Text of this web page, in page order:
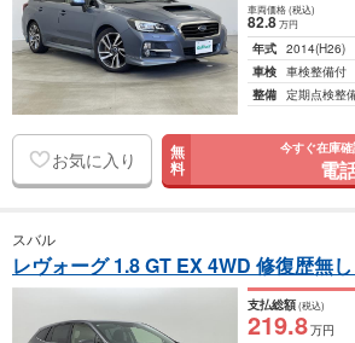
車両価格(税込)
82.8万円
年式 2014(H26)
車検 車検整備付
整備 定期点検整
お気に入り 無
料
今すぐ在庫
電
スバル
レヴォーグ 1.8 GT EX 4WD 修復歴無し
支払総額(税込)
219.8万円